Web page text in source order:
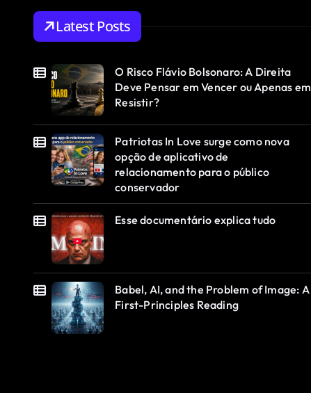
Latest Posts
O Risco Flávio Bolsonaro: A Direita
Deve Pensar em Vencer ou Apenas em
Resistir?
Patriotas In Love surge como nova
opção de aplicativo de
relacionamento para o público
conservador
Esse documentário explica tudo
Babel, AI, and the Problem of Image: A
First-Principles Reading